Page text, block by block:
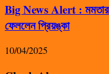
Big News Alert : মমতার
ফেললেন প্রিয়ঙ্কা
10/04/2025